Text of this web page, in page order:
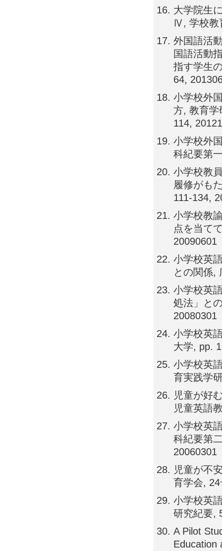
大学院生
Ⅳ, 学校教
外国語活
国語活動
指す学生
64,
小学校外
方, 教育学
114,
小学校外
科紀要第
小学校教
履修がも
111-134,
小学校教
点を当て
20090601
小学校英
との関係,
小学校英
処法」と
20080301
小学校英
大学, pp.
小学校英
育実践学
児童が好
児童英語
小学校英
科紀要第
20060301
児童が不
育学会,
小学校英
研究紀要,
A Pilot
Education